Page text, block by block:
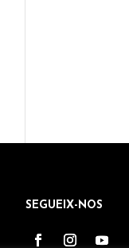
SEGUEIX-NOS